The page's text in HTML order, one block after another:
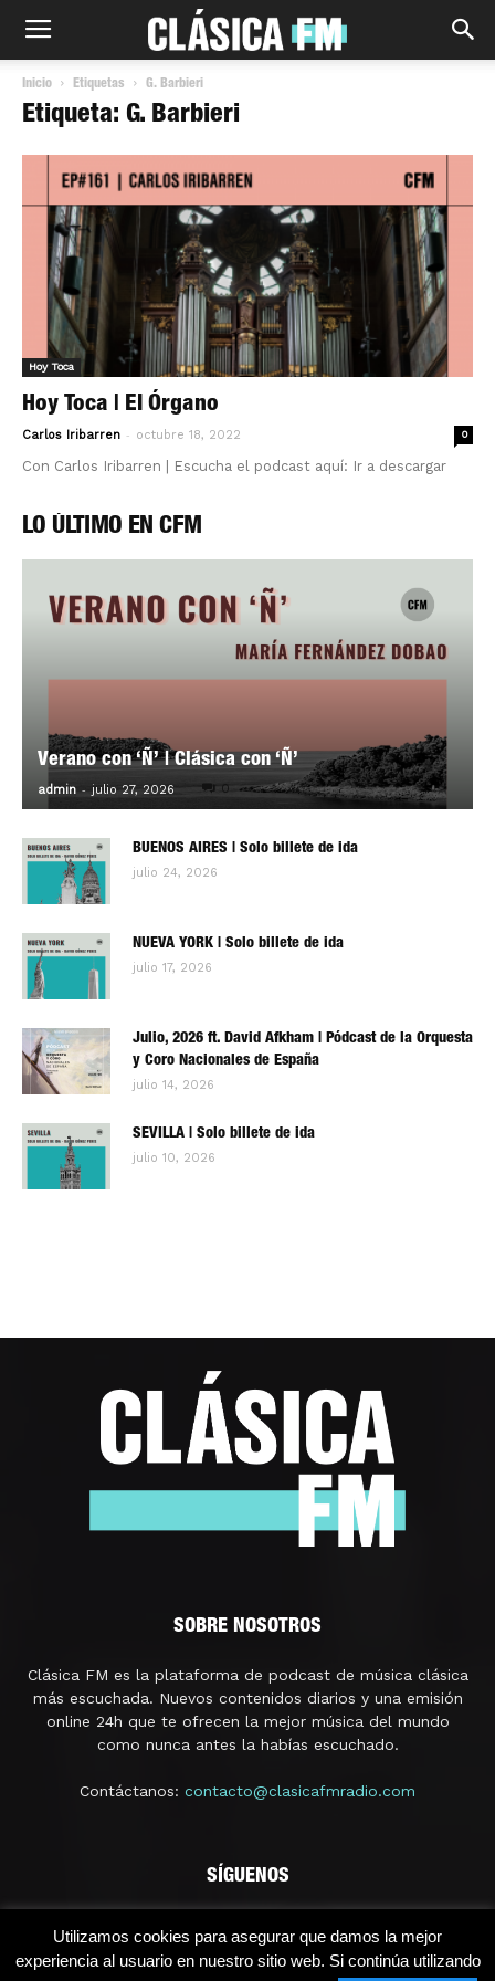
Inicio Etiquetas G. Barbieri
Etiqueta: G. Barbieri
Hoy Toca
Hoy Toca | El Órgano
Carlos Iribarren - octubre 18, 2022 0
Con Carlos Iribarren | Escucha el podcast aquí: Ir a descargar
LO ÚLTIMO EN CFM
Verano con ‘Ñ’ | Clásica con ‘Ñ’
admin - julio 27, 2026 0
BUENOS AIRES | Solo billete de ida
julio 24, 2026
NUEVA YORK | Solo billete de ida
julio 17, 2026
Julio, 2026 ft. David Afkham | Pódcast de la Orquesta
y Coro Nacionales de España
julio 14, 2026
SEVILLA | Solo billete de ida
julio 10, 2026
SOBRE NOSOTROS
Clásica FM es la plataforma de podcast de música clásica
más escuchada. Nuevos contenidos diarios y una emisión
online 24h que te ofrecen la mejor música del mundo
como nunca antes la habías escuchado.
Contáctanos: contacto@clasicafmradio.com
SÍGUENOS
Utilizamos cookies para asegurar que damos la mejor
experiencia al usuario en nuestro sitio web. Si continúa utilizando